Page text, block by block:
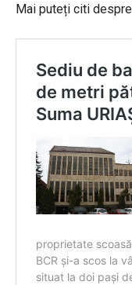
Mai puteți citi